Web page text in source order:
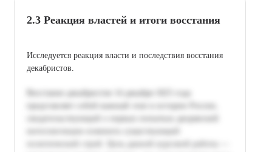
2.3 Реакция властей и итоги восстания
Исследуется реакция власти и последствия восстания
декабристов.